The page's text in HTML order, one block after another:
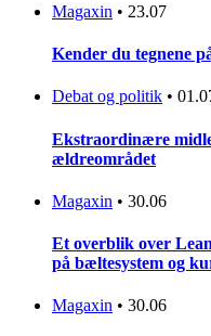
Magaxin • 23.07
Kender du tegnene
Debat og politik •
Ekstraordinære
ældreområdet
Magaxin • 30.06
Et overblik over
på bæltesystem og
Magaxin • 30.06